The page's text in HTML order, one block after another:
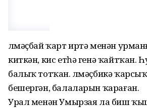
Үлмәҫбай ­ҡарт ­иртә ­менән­
киткән, ­кис­ етһә­ генә­ ҡайтҡан.­
балыҡ­ тотҡан.­ Үлмәҫбикә
бешергән,­ балаларын­ ҡараған.
Урал ­менән ­Умырзая ­ла ­биш